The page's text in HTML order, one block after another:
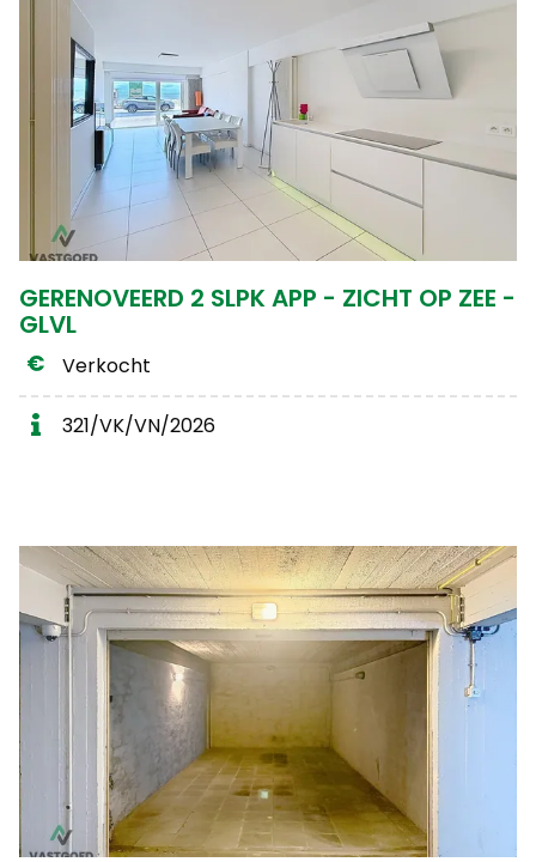
GERENOVEERD 2 SLPK APP - ZICHT OP ZEE -
GLVL
Verkocht
321/VK/VN/2026